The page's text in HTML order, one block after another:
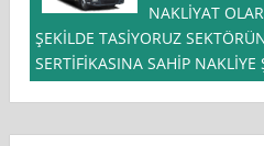
NAKLİYAT
ŞEKİLDE TASİYORUZ
SERTİFİKASINA SAHİP